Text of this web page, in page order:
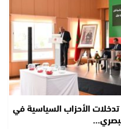
تدخلات الأحزاب السياسية في